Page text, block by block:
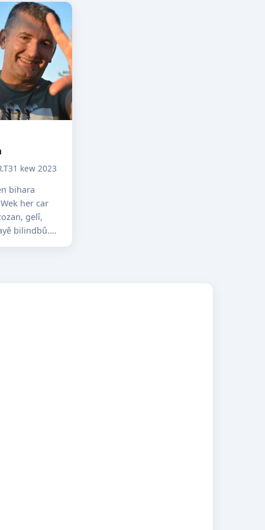
31 kew 2023
bihara
her car
gelî,
bilindbû.
min ji